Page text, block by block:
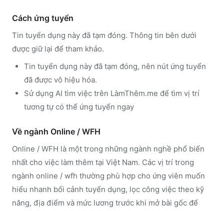
Cách ứng tuyển
Tin tuyển dụng này đã tạm đóng. Thông tin bên dưới
được giữ lại để tham khảo.
Tin tuyển dụng này đã tạm đóng, nên nút ứng tuyển
đã được vô hiệu hóa.
Sử dụng AI tìm việc trên LàmThêm.me để tìm vị trí
tương tự có thể ứng tuyển ngay
Về ngành Online / WFH
Online / WFH là một trong những ngành nghề phổ biến
nhất cho việc làm thêm tại Việt Nam. Các vị trí trong
ngành online / wfh thường phù hợp cho ứng viên muốn
hiểu nhanh bối cảnh tuyển dụng, lọc công việc theo kỹ
năng, địa điểm và mức lương trước khi mở bài gốc để